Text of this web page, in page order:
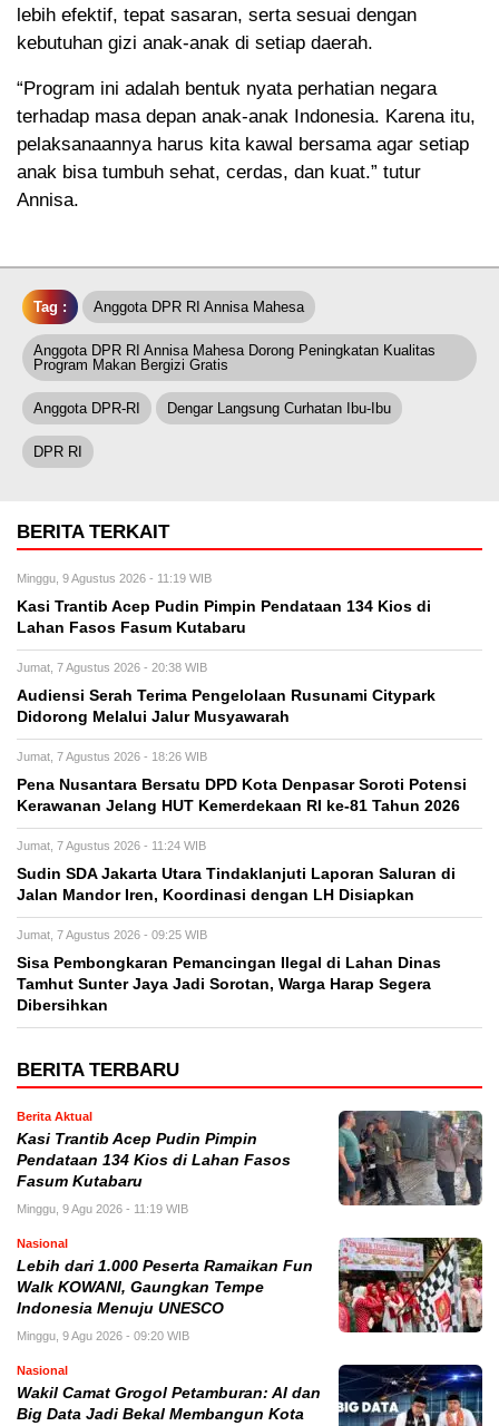
lebih efektif, tepat sasaran, serta sesuai dengan
kebutuhan gizi anak-anak di setiap daerah.
“Program ini adalah bentuk nyata perhatian negara
terhadap masa depan anak-anak Indonesia. Karena itu,
pelaksanaannya harus kita kawal bersama agar setiap
anak bisa tumbuh sehat, cerdas, dan kuat.” tutur
Annisa.
Tag : Anggota DPR RI Annisa Mahesa
Anggota DPR RI Annisa Mahesa Dorong Peningkatan Kualitas
Program Makan Bergizi Gratis
Anggota DPR-RI Dengar Langsung Curhatan Ibu-Ibu
DPR RI
BERITA TERKAIT
Minggu, 9 Agustus 2026 - 11:19 WIB
Kasi Trantib Acep Pudin Pimpin Pendataan 134 Kios di
Lahan Fasos Fasum Kutabaru
Jumat, 7 Agustus 2026 - 20:38 WIB
Audiensi Serah Terima Pengelolaan Rusunami Citypark
Didorong Melalui Jalur Musyawarah
Jumat, 7 Agustus 2026 - 18:26 WIB
Pena Nusantara Bersatu DPD Kota Denpasar Soroti Potensi
Kerawanan Jelang HUT Kemerdekaan RI ke-81 Tahun 2026
Jumat, 7 Agustus 2026 - 11:24 WIB
Sudin SDA Jakarta Utara Tindaklanjuti Laporan Saluran di
Jalan Mandor Iren, Koordinasi dengan LH Disiapkan
Jumat, 7 Agustus 2026 - 09:25 WIB
Sisa Pembongkaran Pemancingan Ilegal di Lahan Dinas
Tamhut Sunter Jaya Jadi Sorotan, Warga Harap Segera
Dibersihkan
BERITA TERBARU
Berita Aktual
Kasi Trantib Acep Pudin Pimpin
Pendataan 134 Kios di Lahan Fasos
Fasum Kutabaru
Minggu, 9 Agu 2026 - 11:19 WIB
Nasional
Lebih dari 1.000 Peserta Ramaikan Fun
Walk KOWANI, Gaungkan Tempe
Indonesia Menuju UNESCO
Minggu, 9 Agu 2026 - 09:20 WIB
Nasional
Wakil Camat Grogol Petamburan: AI dan
Big Data Jadi Bekal Membangun Kota